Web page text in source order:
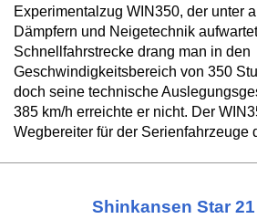
Experimentalzug WIN350, der unter
Dämpfern und Neigetechnik
Schnellfahrstrecke drang man in den
Geschwindigkeitsbereich von 350
doch seine technische
385 km/h erreichte er nicht. Der
Wegbereiter für der Serienfahrzeuge
Shinkansen Star 21